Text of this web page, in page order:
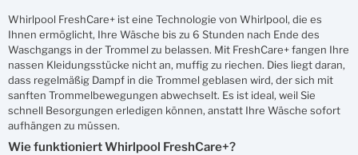
Whirlpool FreshCare+ ist eine Technologie von Whirlpool, die es
Ihnen ermöglicht, Ihre Wäsche bis zu 6 Stunden nach Ende des
Waschgangs in der Trommel zu belassen. Mit FreshCare+ fangen Ihre
nassen Kleidungsstücke nicht an, muffig zu riechen. Dies liegt daran,
dass regelmäßig Dampf in die Trommel geblasen wird, der sich mit
sanften Trommelbewegungen abwechselt. Es ist ideal, weil Sie
schnell Besorgungen erledigen können, anstatt Ihre Wäsche sofort
aufhängen zu müssen.
Wie funktioniert Whirlpool FreshCare+?